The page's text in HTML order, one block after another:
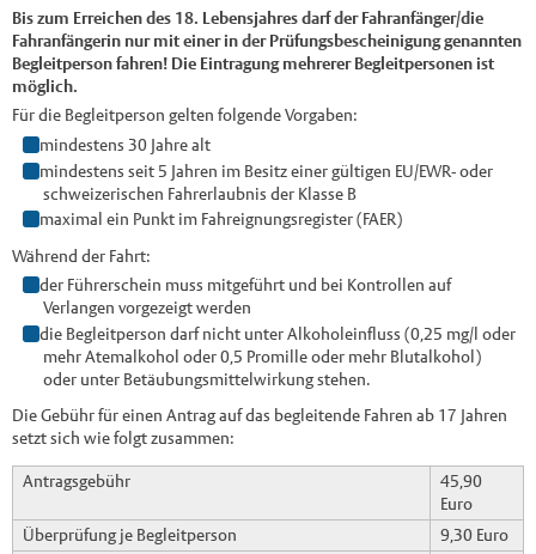
Bis zum Erreichen des 18. Lebensjahres darf der Fahranfänger/die
Fahranfängerin nur mit einer in der Prüfungsbescheinigung genannten
Begleitperson fahren! Die Eintragung mehrerer Begleitpersonen ist
möglich.
Für die Begleitperson gelten folgende Vorgaben:
mindestens 30 Jahre alt
mindestens seit 5 Jahren im Besitz einer gültigen EU/EWR- oder
schweizerischen Fahrerlaubnis der Klasse B
maximal ein Punkt im Fahreignungsregister (FAER)
Während der Fahrt:
der Führerschein muss mitgeführt und bei Kontrollen auf
Verlangen vorgezeigt werden
die Begleitperson darf nicht unter Alkoholeinfluss (0,25 mg/l oder
mehr Atemalkohol oder 0,5 Promille oder mehr Blutalkohol)
oder unter Betäubungsmittelwirkung stehen.
Die Gebühr für einen Antrag auf das begleitende Fahren ab 17 Jahren
setzt sich wie folgt zusammen:
Antragsgebühr
45,90
Euro
Überprüfung je Begleitperson
9,30 Euro